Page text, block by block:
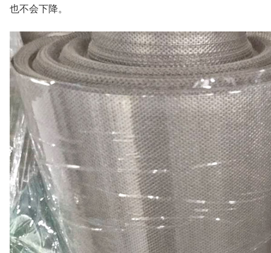
也不会下降。